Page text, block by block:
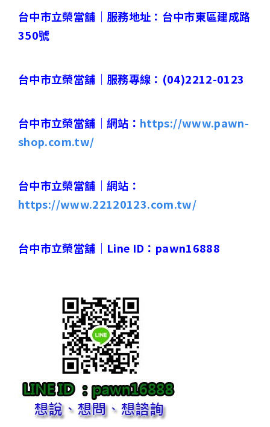
台中市立榮當舖｜ 服務地址：台中市東區建成路
350號
台中市立榮當舖｜ 服務專線： (04)2212-0123
台中市立榮當舖｜ 網站： https://www.pawn-
shop.com.tw/
台中市立榮當舖｜ 網站：
https://www.22120123.com.tw/
台中市立榮當舖｜ Line ID ： pawn16888